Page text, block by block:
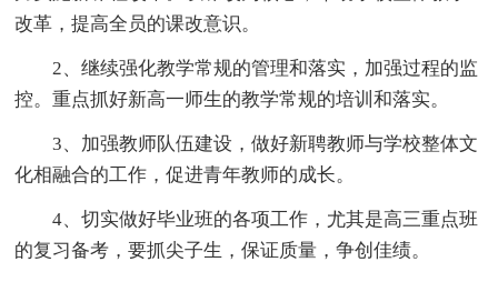
改革，提高全员的课改意识。
2、继续强化教学常规的管理和落实，加强过程的监
控。重点抓好新高一师生的教学常规的培训和落实。
3、加强教师队伍建设，做好新聘教师与学校整体文
化相融合的工作，促进青年教师的成长。
4、切实做好毕业班的各项工作，尤其是高三重点班
的复习备考，要抓尖子生，保证质量，争创佳绩。